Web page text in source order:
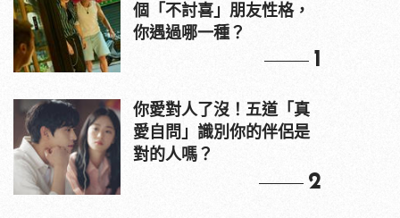
個「不討喜」朋友性格，
你遇過哪一種？
1
你愛對人了沒！五道「真
愛自問」識別你的伴侶是
對的人嗎？
2